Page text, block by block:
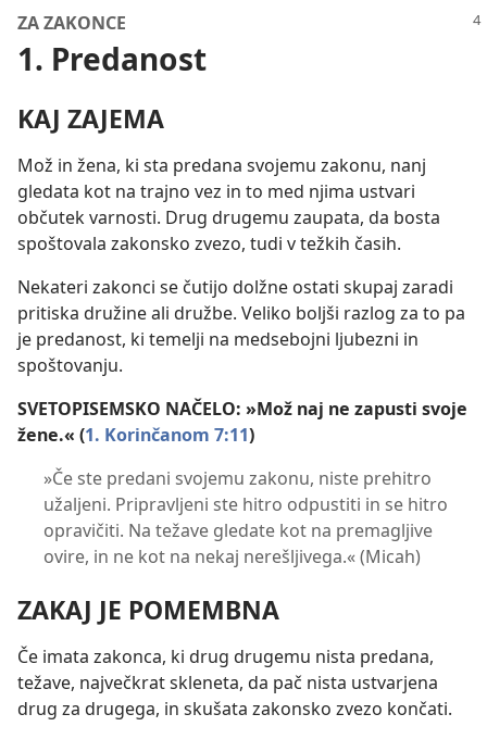
ZA ZAKONCE
1. Predanost
KAJ ZAJEMA
Mož in žena, ki sta predana svojemu zakonu, nanj
gledata kot na trajno vez in to med njima ustvari
občutek varnosti. Drug drugemu zaupata, da bosta
spoštovala zakonsko zvezo, tudi v težkih časih.
Nekateri zakonci se čutijo dolžne ostati skupaj zaradi
pritiska družine ali družbe. Veliko boljši razlog za to pa
je predanost, ki temelji na medsebojni ljubezni in
spoštovanju.
SVETOPISEMSKO NAČELO: »Mož naj ne zapusti svoje
žene.« (1. Korinčanom 7:11)
»Če ste predani svojemu zakonu, niste prehitro
užaljeni. Pripravljeni ste hitro odpustiti in se hitro
opravičiti. Na težave gledate kot na premagljive
ovire, in ne kot na nekaj nerešljivega.« (Micah)
ZAKAJ JE POMEMBNA
Če imata zakonca, ki drug drugemu nista predana,
težave, največkrat skleneta, da pač nista ustvarjena
drug za drugega, in skušata zakonsko zvezo končati.